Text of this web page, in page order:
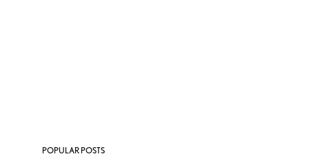
POPULAR POSTS